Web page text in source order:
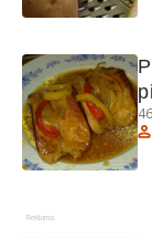
Reklama